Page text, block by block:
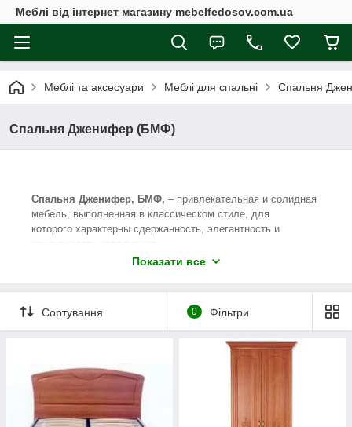
Меблі від інтернет магазину mebelfedosov.com.ua
Меблі та аксесуари Меблі для спальні Спальня
Спальня Дженифер (БМФ)
Спальня Дженифер, БМФ, – привлекательная и солидная
мебель, выполненная в классическом стиле, для
которого характерны сдержанность, элегантность и
изысканность исполнения.
В составе модульной спальни Дженифер
которые на свое усмотрение Вы сможете создать уютную и
комфортную обстановку в комнате, где будут царить
Корпусу меблевих модулів спальні Дженіфер,
представленої в трьох колірних варіантах: в кольорі "горіх
італійський", "акація" та "білий антік", виготовлені з ЛДСП
відмінної якості, а фасади з МДФ з унікальною витонченої
фрезеруванням. Меблі оснащена високоякісною
Показати все
Сортування 0 Фільтри